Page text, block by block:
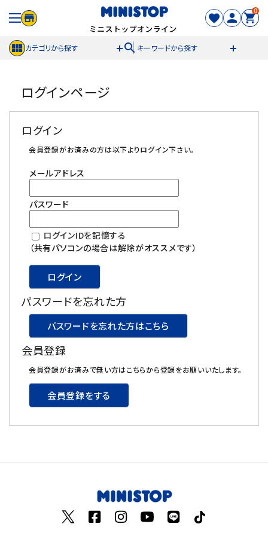
0
カテゴリから探す search キーワードから探す
meeting_room ログイン person 新規登録
セール商品
カテゴリから探す
冷凍食品
スイーツ
お菓子
酒類
日用品
ギフト
ログインページ
ログイン
会員登録がお済みの方は以下よりログイン下さい。
メールアドレス
パスワード
ログインIDを記憶する
（共有パソコンの場合は解除がオススメです）
ログイン
パスワードを忘れた方
パスワードを忘れた方はこちら
会員登録
会員登録がお済みで無い方はこちらから登録をお願いいたします。
会員登録をする